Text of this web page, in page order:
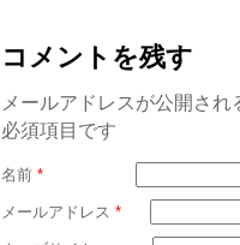
コメントを残す
メールアドレスが公開さ
必須項目です
名前 *
メールアドレス *